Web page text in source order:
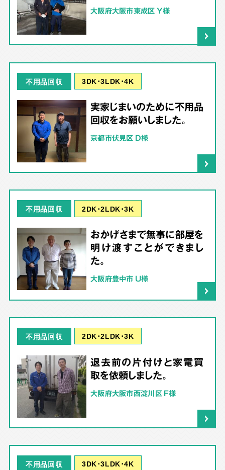
大阪府大阪市東成区 Y様
不用品回収 3DK･3LDK･4K
実家じまいのために不用品
回収をお願いしました。
京都市伏見区 D様
不用品回収 2DK･2LDK･3K
おかげさまで無事に部屋を
明け渡すことができまし
た。
大阪府豊中市 U様
不用品回収 2DK･2LDK･3K
退去前の片付けと家電買
取を依頼しました。
大阪府大阪市西淀川区 F様
不用品回収 3DK･3LDK･4K